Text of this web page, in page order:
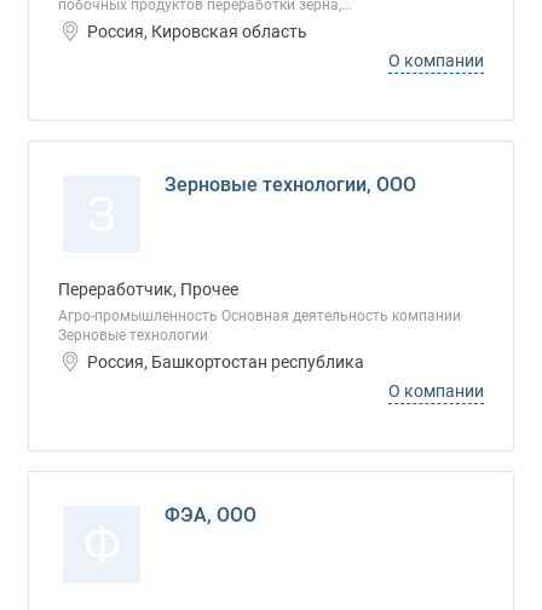
побочных продуктов переработки зерна,...
Россия, Кировская область
О компании
Зерновые технологии, ООО
Переработчик, Прочее
Агро-промышленность Основная деятельность компании
Зерновые технологии
Россия, Башкортостан республика
О компании
ФЭА, ООО